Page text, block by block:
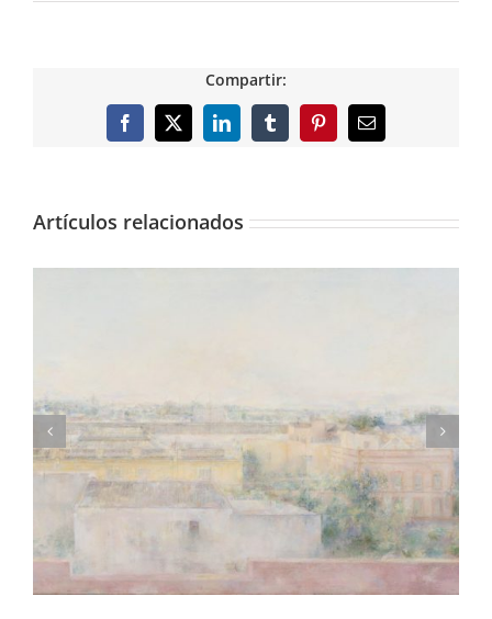
Compartir:
Facebook
X LinkedInTumblrPinterestCorreo
Artículos relacionados
Consigue una lámina de «Madrileños»,
fotolibro de Adolfo Morales